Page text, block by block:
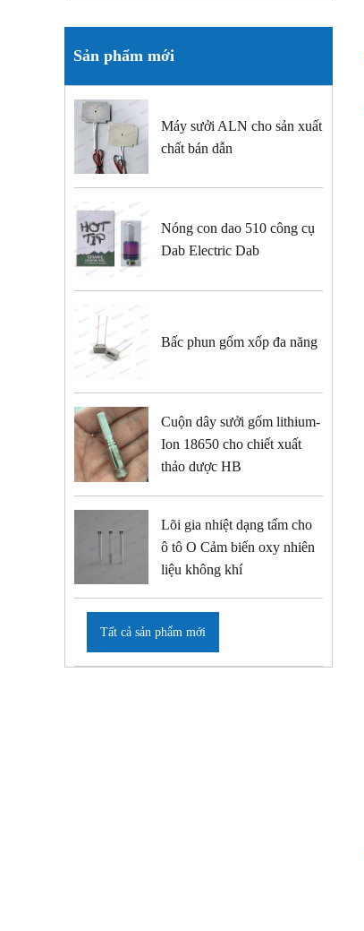
Sản phẩm mới
Máy sưởi ALN cho sản xuất
chất bán dẫn
Nóng con dao 510 công cụ
Dab Electric Dab
Bấc phun gốm xốp đa năng
Cuộn dây sưởi gốm lithium-
Ion 18650 cho chiết xuất
thảo dược HB
Lõi gia nhiệt dạng tấm cho
ô tô O Cảm biến oxy nhiên
liệu không khí
Tất cả sản phẩm mới